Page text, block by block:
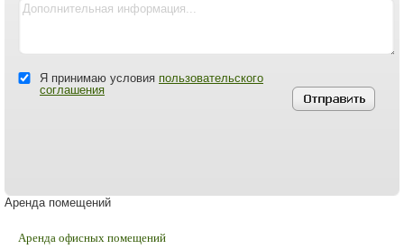
Я принимаю условия пользовательского
соглашения
Аренда помещений
Аренда офисных помещений